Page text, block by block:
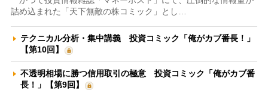
詰め込まれた「天下無敵の株コミック」とし…
テクニカル分析・集中講義 投資コミック「俺がカブ番長！」
【第10回】
不透明相場に勝つ信用取引の極意 投資コミック「俺がカブ番
長！」【第9回】